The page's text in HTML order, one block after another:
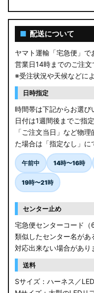
■ 配送について
ヤマト運輸「宅急便」で
営業日14時までのご注文
※受注状況や天候などに
日時指定
時間帯は下記からお選び
日付は1週間後までご指
「ご注文当日」など物
た場合は「指定なし」に
午前中 14時〜16時
19時〜21時
センター止め
宅急便センターコード（
類似したセンター名があ
対応出来ない場合があり
送料
Sサイズ：ハーネス／